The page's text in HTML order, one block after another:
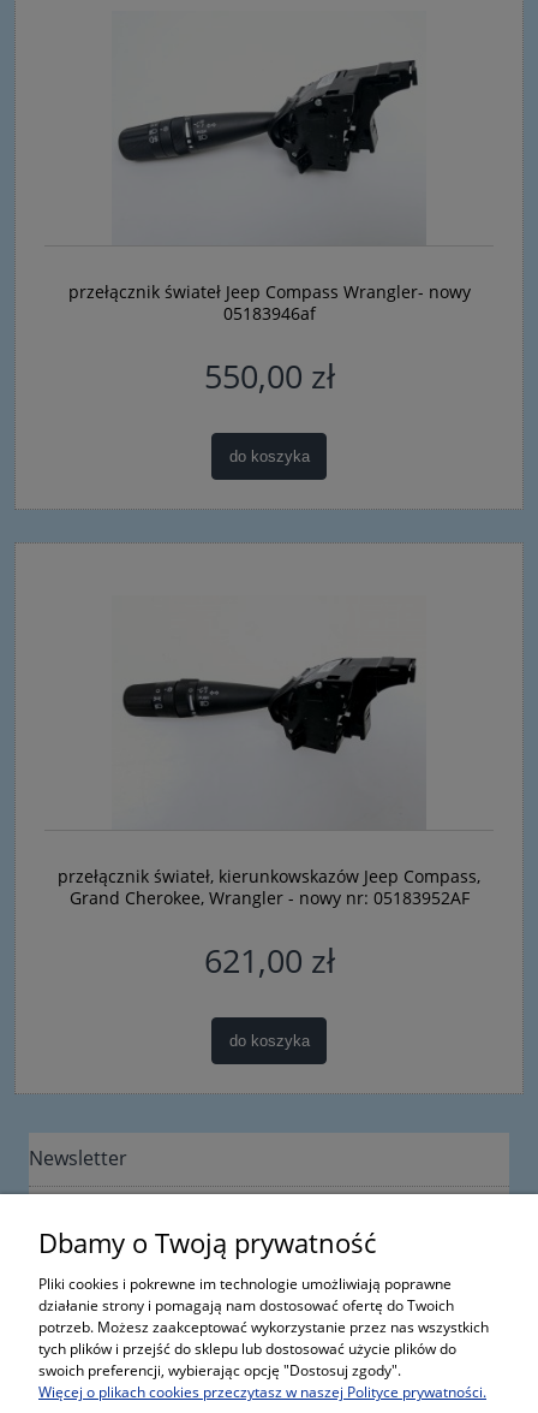
przełącznik świateł Jeep Compass Wrangler- nowy
05183946af
550,00 zł
do koszyka
przełącznik świateł, kierunkowskazów Jeep Compass,
Grand Cherokee, Wrangler - nowy nr: 05183952AF
621,00 zł
do koszyka
Newsletter
Informacje
Moje konto
Dbamy o Twoją prywatność
Pliki cookies i pokrewne im technologie umożliwiają poprawne
działanie strony i pomagają nam dostosować ofertę do Twoich
potrzeb. Możesz zaakceptować wykorzystanie przez nas wszystkich
tych plików i przejść do sklepu lub dostosować użycie plików do
swoich preferencji, wybierając opcję "Dostosuj zgody".
Więcej o plikach cookies przeczytasz w naszej Polityce prywatności.